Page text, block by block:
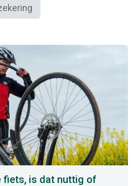
fiets, is dat nuttig of